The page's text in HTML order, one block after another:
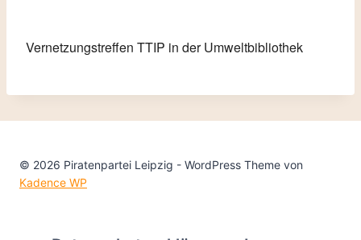
Vernetzungstreffen TTIP in der Umweltbibliothek
© 2026 Piratenpartei Leipzig - WordPress Theme von
Kadence WP